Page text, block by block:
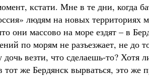
кстати. Мне в те дни, когда
людям на новых
они массово на море ездят – в
по морям не разъезжает, не
везти, что сделаешь-то? Хотя
тот же Бердянск вырваться, это